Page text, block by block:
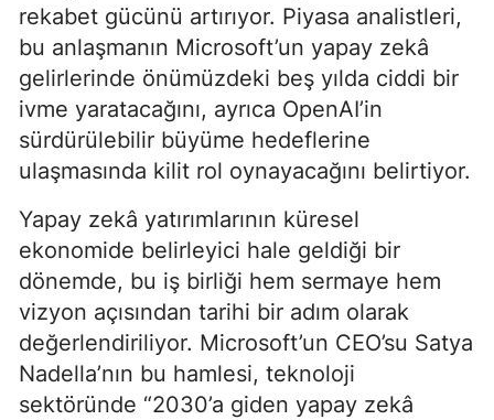
rekabet gücünü artırıyor. Piyasa analistleri,
bu anlaşmanın Microsoft’un yapay zekâ
gelirlerinde önümüzdeki beş yılda ciddi bir
ivme yaratacağını, ayrıca OpenAI’in
sürdürülebilir büyüme hedeflerine
ulaşmasında kilit rol oynayacağını belirtiyor.
Yapay zekâ yatırımlarının küresel
ekonomide belirleyici hale geldiği bir
dönemde, bu iş birliği hem sermaye hem
vizyon açısından tarihi bir adım olarak
değerlendiriliyor. Microsoft’un CEO’su Satya
Nadella’nın bu hamlesi, teknoloji
sektöründe “2030’a giden yapay zekâ